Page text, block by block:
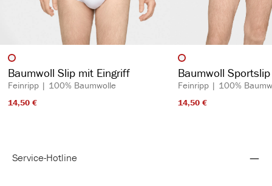
Artikelfarbe
Baumwoll Slip mit Eingriff
Feinripp | 100% Baumwolle
14,50 €​
Artikelfarbe
Baumwoll
Feinripp | 100%
14,50 €​
Service-Hotline